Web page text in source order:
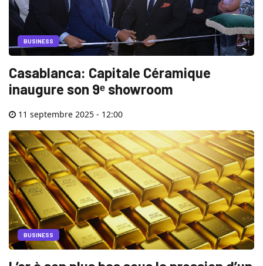
BUSINESS
Casablanca: Capitale Céramique
inaugure son 9ᵉ showroom
11 septembre 2025 - 12:00
BUSINESS